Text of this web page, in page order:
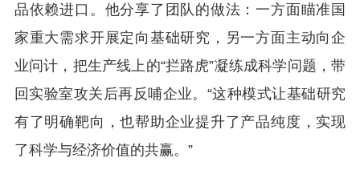
品依赖进口。他分享了团队的做法：一方面瞄准国
家重大需求开展定向基础研究，另一方面主动向企
业问计，把生产线上的“拦路虎”凝练成科学问题，带
回实验室攻关后再反哺企业。“这种模式让基础研究
有了明确靶向，也帮助企业提升了产品纯度，实现
了科学与经济价值的共赢。”